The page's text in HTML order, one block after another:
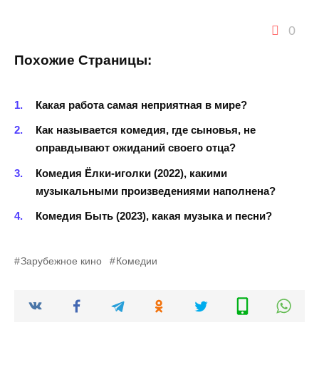
0
Похожие Страницы:
Какая работа самая неприятная в мире?
Как называется комедия, где сыновья, не
оправдывают ожиданий своего отца?
Комедия Ёлки-иголки (2022), какими
музыкальными произведениями наполнена?
Комедия Быть (2023), какая музыка и песни?
Зарубежное кино Комедии